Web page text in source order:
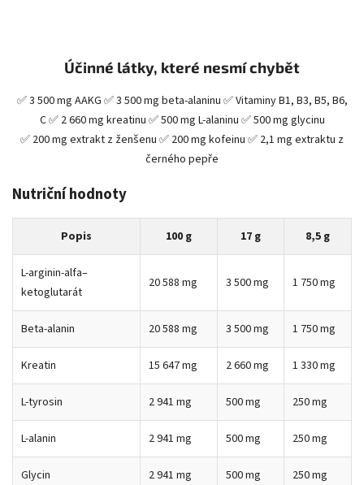
Účinné látky, které nesmí chybět
✅ 3 500 mg AAKG ✅3 500 mg beta-alaninu ✅Vitaminy B1, B3, B5, B6,
C✅ 2 660 mg kreatinu ✅500 mg L-alaninu ✅500 mg glycinu
✅ 200 mg extrakt z ženšenu ✅ 200 mg kofeinu ✅ 2,1 mg extraktu z
černého pepře
Nutriční hodnoty
Popis 100 g 17 g 8,5 g
L-arginin-alfa–
ketoglutarát
20 588 mg 3 500 mg 1 750 mg
Beta-alanin 20 588 mg 3 500 mg 1 750 mg
Kreatin 15 647 mg 2 660 mg 1 330 mg
L-tyrosin 2 941 mg 500 mg 250 mg
L-alanin 2 941 mg 500 mg 250 mg
Glycin 2 941 mg 500 mg 250 mg